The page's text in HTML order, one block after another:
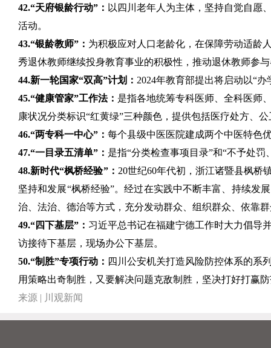
42.“天府银龄行动”： 以四川老年人为主体，坚持自觉自愿
活动。
43.“银龄教师”： 为积极应对人口老龄化，在保障劳动适龄
秀退休教师继续投身教育事业的积极性，推动退休教师参
44.新一轮国家“双高”计划： 2024年教育部提出将启动以“
45.“健康管家”工作法： 是指各地统筹专科医师、全科医师
康状况分类标识“红黄绿”三种颜色，提供包括医疗处方、
46.“两专科一中心”： 每个县级中医医院建成两个中医特色
47.“一目录五清单”： 是指“分类检查事项目录”和“不予处
48.新时代“枫桥经验”： 20世纪60年代初，浙江诸暨县枫桥
坚持和发展“枫桥经验”。经过在实践中不断丰富、持续发
治、法治、德治等方式，充分发动群众、组织群众、依靠
49.“四下基层”： 习近平总书记在福建宁德工作时大力倡导
访接待下基层，现场办公下基层。
50.“制胜”专项行动： 四川公安机关打造风险防控体系的系
用策略出奇制胜，又要解决问题克敌制胜，坚决打好打赢
来源 | 川观新闻